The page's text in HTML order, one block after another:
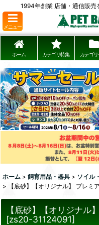
1994年創業 店舗・通信販売
メニュー
ホーム カテゴリ特集 カテゴ
ホーム > 飼育用品・器具 > ソイル
>
【底砂】【オリジナル】 プレミ
【底砂】【オリジナル
[zs20-31124091]